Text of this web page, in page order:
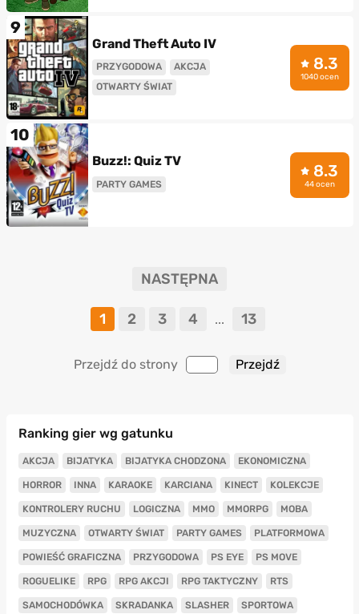
9
Grand Theft Auto IV
PRZYGODOWA
AKCJA
OTWARTY ŚWIAT
8.3
1040 ocen
10
Buzz!: Quiz TV
PARTY GAMES
8.3
44 ocen
NASTĘPNA
1 2 3 4 ... 13
Przejdź do strony
Ranking gier wg gatunku
AKCJA BIJATYKA BIJATYKA CHODZONA EKONOMICZNA
HORROR INNA KARAOKE KARCIANA KINECT KOLEKCJE
KONTROLERY RUCHU LOGICZNA MMO MMORPG MOBA
MUZYCZNA OTWARTY ŚWIAT PARTY GAMES PLATFORMOWA
POWIEŚĆ GRAFICZNA PRZYGODOWA PS EYE PS MOVE
ROGUELIKE RPG RPG AKCJI RPG TAKTYCZNY RTS
SAMOCHODÓWKA SKRADANKA SLASHER SPORTOWA